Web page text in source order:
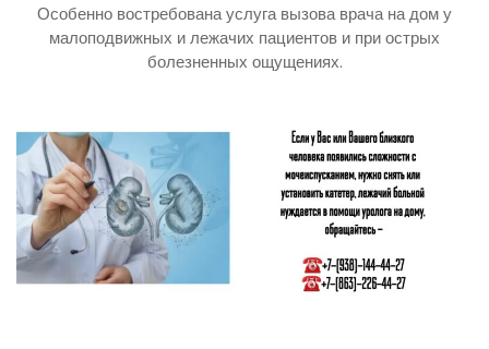
Особенно востребована услуга вызова врача на дом у
малоподвижных и лежачих пациентов и при острых
болезненных ощущениях.